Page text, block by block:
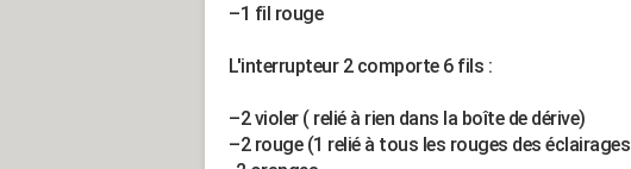
–1 fil rouge
L'interrupteur 2 comporte 6 fils :
–2 violer ( relié à rien dans la boîte de dérive)
–2 rouge (1 relié à tous les rouges des